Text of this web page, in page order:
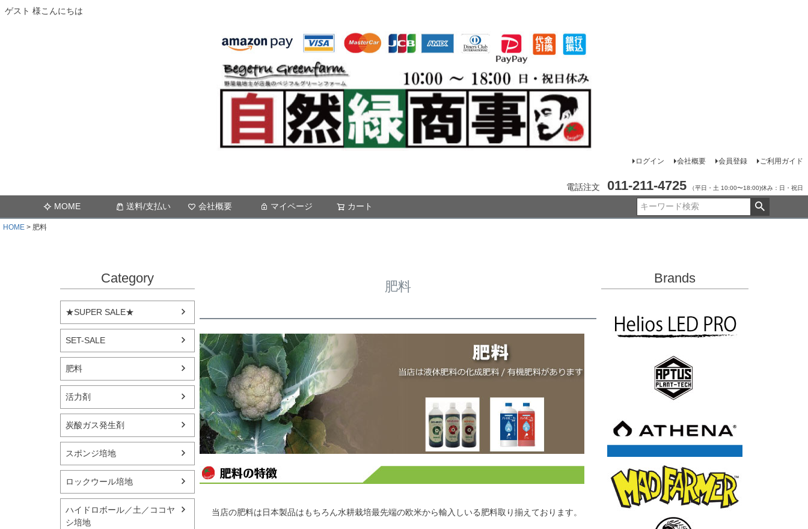
ゲスト 様こんにちは
ログイン 会社概要 会員登録 ご利用ガイド
電話注文 011-211-4725 （平日・土 10:00〜18:00)休み：日・祝日
MOME 送料/支払い 会社概要 マイページ カート
HOME 肥料
Category
★SUPER SALE★
SET-SALE
肥料
活力剤
炭酸ガス発生剤
スポンジ培地
ロックウール培地
ハイドロボール／土／ココヤ
シ培地
肥料
当店の肥料は日本製品はもちろん水耕栽培最先端の欧米から輸入しいる肥料取り揃えております。
Brands